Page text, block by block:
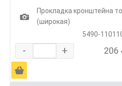
1
Прокладка кронштейна
(широкая)
5490-
- + 206
Ä